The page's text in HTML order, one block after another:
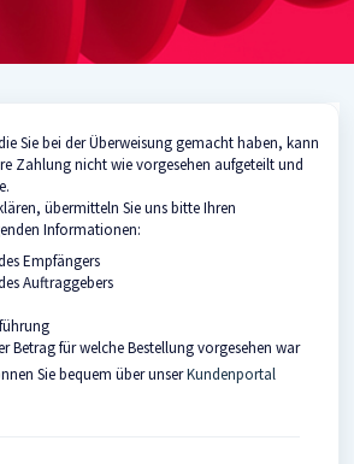
Sie bei der Überweisung gemacht haben, kann
Zahlung nicht wie vorgesehen aufgeteilt und
übermitteln Sie uns bitte Ihren
Informationen:
Empfängers
Auftraggebers
Betrag für welche Bestellung vorgesehen war
Sie bequem über unserKundenportal